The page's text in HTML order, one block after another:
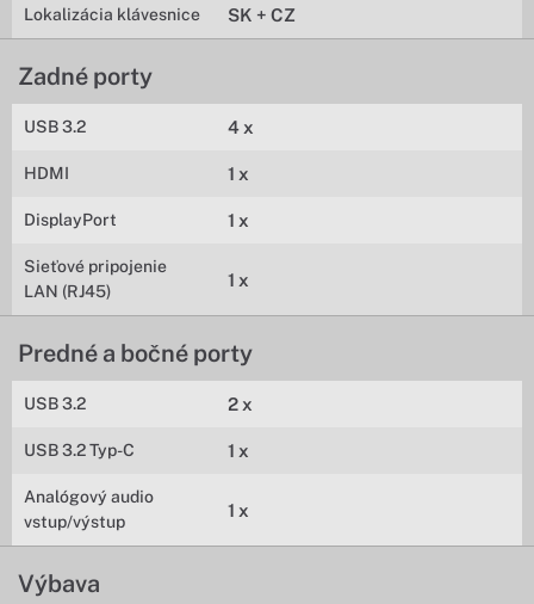
Lokalizácia klávesnice SK + CZ
Zadné porty
USB 3.2 4 x
HDMI 1 x
DisplayPort 1 x
Sieťové pripojenie
LAN (RJ45)
1 x
Predné a bočné porty
USB 3.2 2 x
USB 3.2 Typ-C 1 x
Analógový audio
vstup/výstup
1 x
Výbava